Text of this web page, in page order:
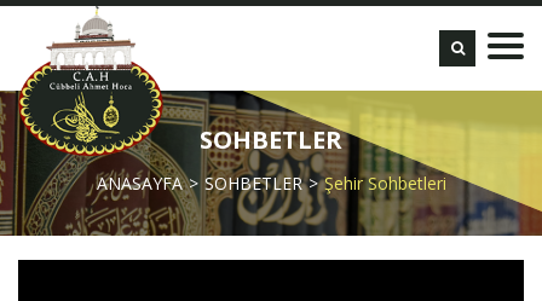
SOHBETLER
ANASAYFA SOHBETLER Şehir Sohbetleri